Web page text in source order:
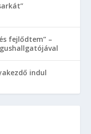
fejlődtem” –
indul